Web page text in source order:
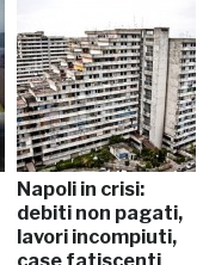
Napoli in crisi:
debiti non pagati,
lavori incompiuti,